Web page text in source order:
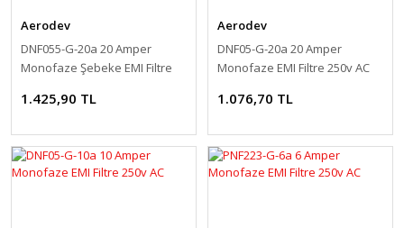
Aerodev
DNF055-G-20a 20 Amper
Monofaze Şebeke EMI Filtre
1.425,90 TL
Aerodev
DNF05-G-20a 20 Amper
Monofaze EMI Filtre 250v AC
1.076,70 TL